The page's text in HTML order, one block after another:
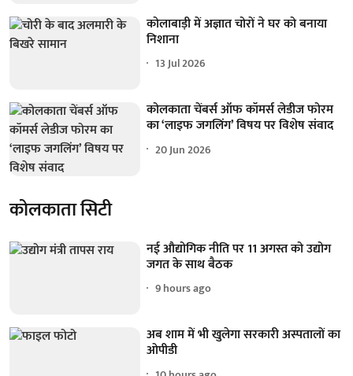
कोलाबाड़ी में अज्ञात चोरों ने घर को बनाया
निशाना
13 Jul 2026
कोलकाता चेंबर्स ऑफ कॉमर्स लेडीज फोरम
का ‘लाइफ जगलिंग’ विषय पर विशेष संवाद
20 Jun 2026
कोलकाता सिटी
नई औद्योगिक नीति पर 11 अगस्त को उद्योग
जगत के साथ बैठक
9 hours ago
अब शाम में भी खुलेगा सरकारी अस्पतालों का
ओपीडी